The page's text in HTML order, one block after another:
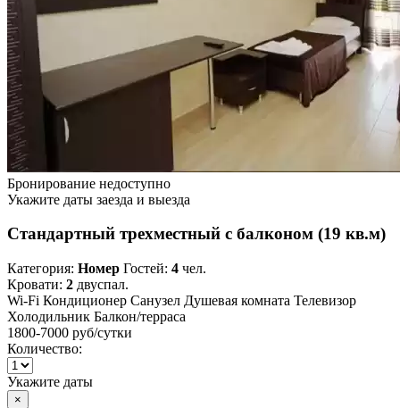
Бронирование недоступно
Укажите даты заезда и выезда
Стандартный трехместный с балконом (19 кв.м)
Категория: Номер Гостей: 4 чел.
Кровати: 2 двуспал.
Wi-Fi Кондиционер Санузел Душевая комната Телевизор
Холодильник Балкон/терраса
1800-7000 руб/сутки
Количество:
Укажите даты
×